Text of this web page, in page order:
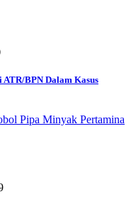
BPN Dalam Kasus